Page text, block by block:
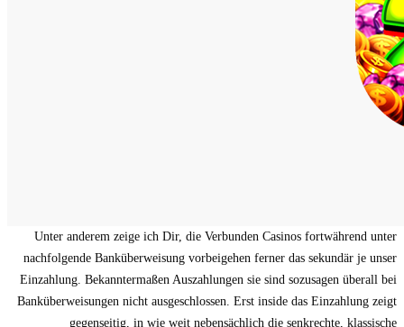
Unter anderem zeige ich Dir, die Verbunden Casinos fortwährend unter
nachfolgende Banküberweisung vorbeigehen ferner das sekundär je unser
Einzahlung. Bekanntermaßen Auszahlungen sie sind sozusagen überall bei
Banküberweisungen nicht ausgeschlossen. Erst inside das Einzahlung zeigt
gegenseitig, in wie weit nebensächlich die senkrechte, klassische